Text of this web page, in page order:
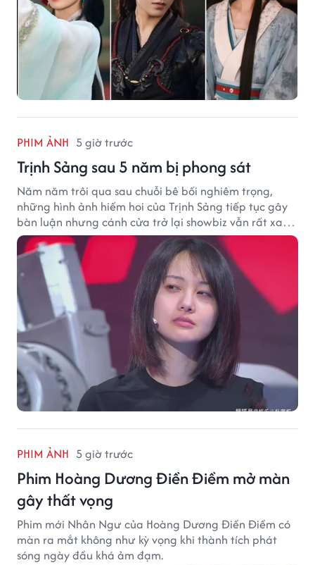
PHIM ẢNH 5 giờ trước
Trịnh Sảng sau 5 năm bị phong sát
Năm năm trôi qua sau chuỗi bê bối nghiêm trọng,
những hình ảnh hiếm hoi của Trịnh Sảng tiếp tục gây
bàn luận nhưng cánh cửa trở lại showbiz vẫn rất xa
vời.
PHIM ẢNH 5 giờ trước
Phim Hoàng Dương Điền Điềm mở màn
gây thất vọng
Phim mới Nhân Ngư của Hoàng Dương Điền Điềm có
màn ra mắt không như kỳ vọng khi thành tích phát
sóng ngày đầu khá ảm đạm.